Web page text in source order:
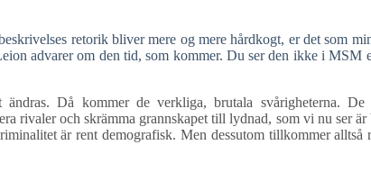
retorik bliver mere og mere hårdkogt, er det som
advarer om den tid, som kommer. Du ser den ikke i MSM
Då kommer de verkliga, brutala svårigheterna. De
rivaler och skrämma grannskapet till lydnad, som vi nu ser är
är rent demografisk. Men dessutom tillkommer alltså